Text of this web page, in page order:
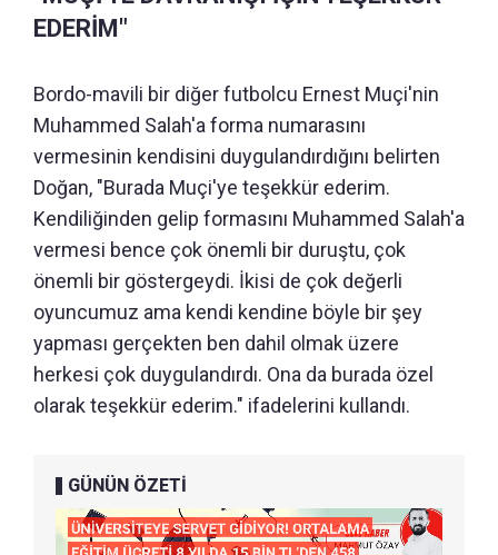
EDERİM"
Bordo-mavili bir diğer futbolcu Ernest Muçi'nin
Muhammed Salah'a forma numarasını
vermesinin kendisini duygulandırdığını belirten
Doğan, "Burada Muçi'ye teşekkür ederim.
Kendiliğinden gelip formasını Muhammed Salah'a
vermesi bence çok önemli bir duruştu, çok
önemli bir göstergeydi. İkisi de çok değerli
oyuncumuz ama kendi kendine böyle bir şey
yapması gerçekten ben dahil olmak üzere
herkesi çok duygulandırdı. Ona da burada özel
olarak teşekkür ederim." ifadelerini kullandı.
GÜNÜN ÖZETİ